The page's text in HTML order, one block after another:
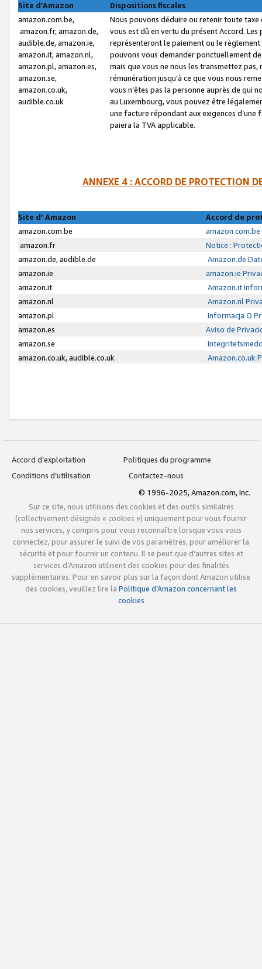
Site d’Amazon
Dispositions fiscales
amazon.com.be,
amazon.fr, amazon.de,
audible.de, amazon.ie,
amazon.it, amazon.nl,
amazon.pl, amazon.es,
amazon.se,
amazon.co.uk,
audible.co.uk
Nous pouvons déduire ou retenir toute
vous est dû en vertu du présent Accord.
représenteront le paiement ou le
pouvons vous demander ponctuellement
mais que vous ne nous les transmettez
rémunération jusqu’à ce que vous nous
vous n’êtes pas la personne auprès de qui
au Luxembourg, vous pouvez être
une facture répondant aux exigences
paiera la TVA applicable.
ANNEXE 4 : ACCORD DE PROTECTION
Site d’ Amazon
Accord de
amazon.com.be
amazon.fr
Notice :
amazon.de, audible.de
Amazon.de
amazon.ie
amazon.ie
amazon.it
Amazon.it
amazon.nl
Amazon.nl
amazon.pl
Informacja O
amazon.es
Aviso de
amazon.se
amazon.co.uk, audible.co.uk
Amazon.co.uk
Accord d’exploitation
Politiques du programme
Conditions d’utilisation
Contactez-nous
© 1996-2025, Amazon.com, Inc.
Sur ce site, nous utilisons des cookies et des outils similaires
(collectivement désignés « cookies ») uniquement pour vous fournir
nos services, y compris pour vous reconnaître lorsque vous vous
connectez, pour assurer le suivi de vos paramètres, pour améliorer la
sécurité et pour fournir un contenu. Il se peut que d’autres sites et
services d’Amazon utilisent des cookies pour des finalités
supplémentaires. Pour en savoir plus sur la façon dont Amazon utilise
des cookies, veuillez lire la Politique d’Amazon concernant les
cookies